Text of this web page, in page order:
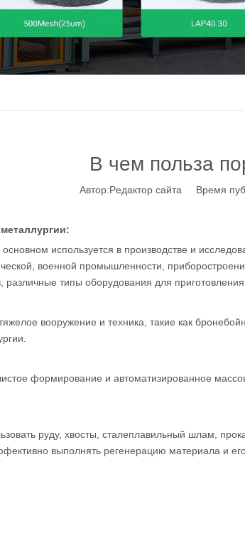
В чем польза
Автор:Pедактор сайта Время
используется в производстве и
военной промышленности,
различные типы оборудования для
вооружение и техника, такие как
формирование и автоматизированное
руду, хвосты, сталеплавильный шлам,
выполнять регенерацию материала и